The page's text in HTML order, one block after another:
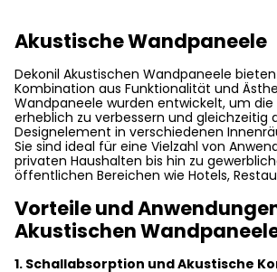
Akustische Wandpaneele
Dekonil Akustischen Wandpaneele
Kombination aus Funktionalität und
Wandpaneele wurden entwickelt, um die
erheblich zu verbessern und gleichzeitig
Designelement in verschiedenen
Sie sind ideal für eine Vielzahl von
privaten Haushalten bis hin zu
öffentlichen Bereichen wie Hotels,
Vorteile und
Akustischen
1. Schallabsorption und Akustische